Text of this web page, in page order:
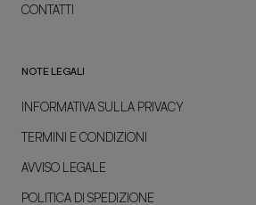
CONTATTI
NOTE LEGALI
INFORMATIVA SULLA PRIVACY
TERMINI E CONDIZIONI
AVVISO LEGALE
POLITICA DI SPEDIZIONE